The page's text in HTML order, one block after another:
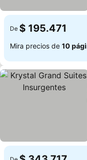
De $ 195.471
Mira precios de 10